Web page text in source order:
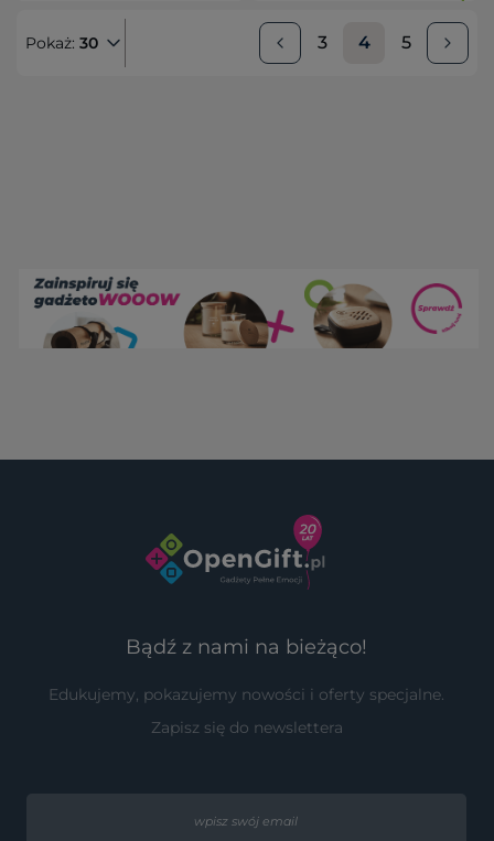
Pokaż: 30 3 4 5
Bądź z nami na bieżąco!
Edukujemy, pokazujemy nowości i oferty specjalne.
Zapisz się do newslettera